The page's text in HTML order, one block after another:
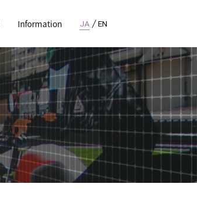
Information JA EN